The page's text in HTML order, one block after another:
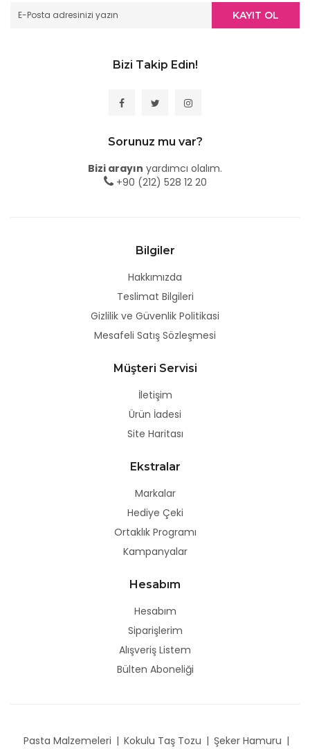
KAYIT OL
Bizi Takip Edin!
Sorunuz mu var?
Bizi arayın yardımcı olalım.
+90 (212) 528 12 20
Bilgiler
Hakkımızda
Teslimat Bilgileri
Gizlilik ve Güvenlik Politikasi
Mesafeli Satış Sözleşmesi
Müşteri Servisi
İletişim
Ürün İadesi
Site Haritası
Ekstralar
Markalar
Hediye Çeki
Ortaklık Programı
Kampanyalar
Hesabım
Hesabım
Siparişlerim
Alışveriş Listem
Bülten Aboneliği
Pasta Malzemeleri | Kokulu Taş Tozu | Şeker Hamuru |